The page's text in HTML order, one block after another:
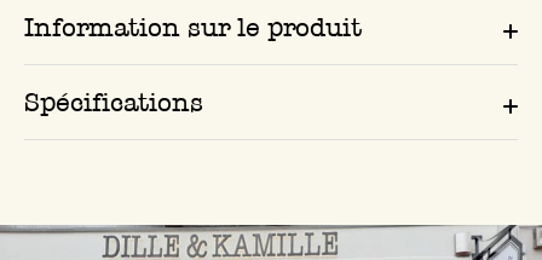
Information sur le produit
Spécifications